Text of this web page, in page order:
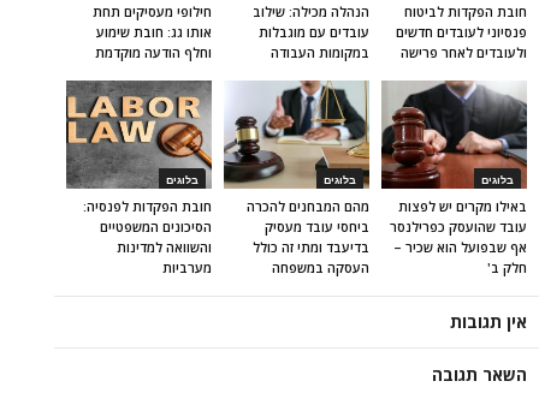
חילופי מעסיקים תחת
אותו גג: חובת שימוע
וחלף הודעה מוקדמת
הנהלה מכילה: שילוב
עובדים עם מוגבלות
במקומות העבודה
חובת הפקדות לביטוח
פנסיוני לעובדים חדשים
ולעובדים לאחר פרישה
בלוגים
חובת הפקדות לפנסיה:
הסיכונים המשפטיים
והשוואה למדינות
מערביות
בלוגים
מהם המבחנים להכרה
ביחסי עובד מעסיק
בדיעבד ומתי זה כולל
העסקה במשפחה
בלוגים
באילו מקרים יש לפצות
עובד שהועסק כפרילנסר
אף שבפועל הוא שכיר –
חלק ב'
אין תגובות
השאר תגובה